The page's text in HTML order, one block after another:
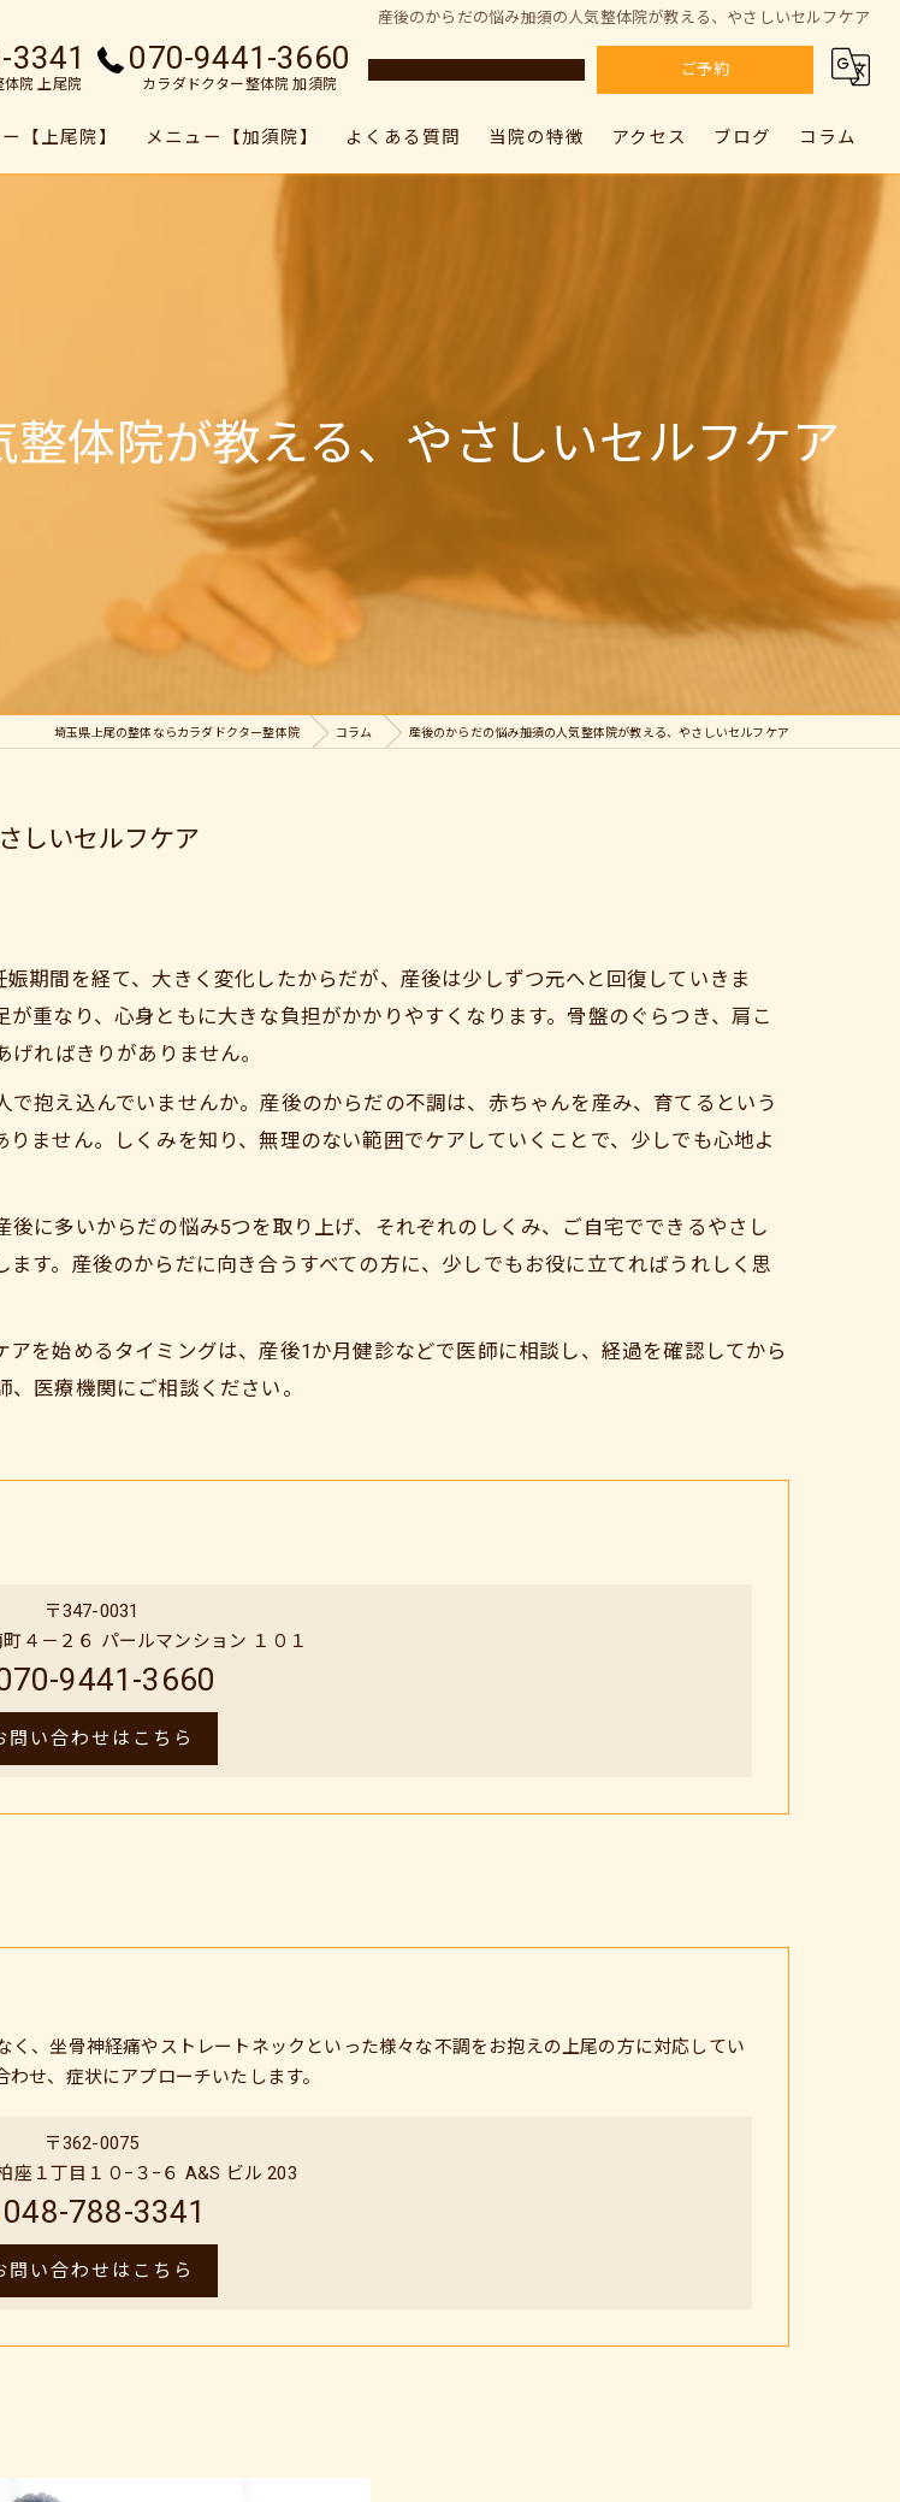
産後のからだの悩み――加須の人気整体院が教える、やさしいセルフケア
3341
体院 上尾院
070-9441-3660
カラダドクター整体院 加須院
ご予約
【上尾院】 メニュー【加須院】 よくある質問 当院の特徴
筋膜リリース
アクセス ブログ コラム
整体院が教える、やさしいセルフケア
埼玉県上尾の整体ならカラダドクター整体院 コラム 産後のからだの悩み――加須の人気整体院が教える、やさしいセルフケア
しいセルフケア
期間を経て、大きく変化したからだが、産後は少しずつ元へと回復していきま
重なり、心身ともに大きな負担がかかりやすくなります。骨盤のぐらつき、肩こ
げればきりがありません。
抱え込んでいませんか。産後のからだの不調は、赤ちゃんを産み、育てるという
ません。しくみを知り、無理のない範囲でケアしていくことで、少しでも心地よ
に多いからだの悩み5つを取り上げ、それぞれのしくみ、ご自宅でできるやさし
す。産後のからだに向き合うすべての方に、少しでもお役に立てればうれしく思
を始めるタイミングは、産後1か月健診などで医師に相談し、経過を確認してから
医療機関にご相談ください。
〒347-0031
４－２６ パールマンション １０１
9441-3660
問い合わせはこちら
く、坐骨神経痛やストレートネックといった様々な不調をお抱えの上尾の方に対応してい
せ、症状にアプローチいたします。
〒362-0075
座１丁目１０−３−６ A&S ビル 203
048-788-3341
問い合わせはこちら